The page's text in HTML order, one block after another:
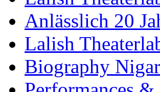
Anlässlich 20
Lalish
Biography